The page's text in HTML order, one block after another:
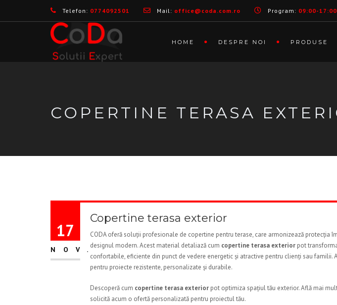
Telefon: 0774092501 Mail: office@coda.com.ro Program: 09:00-17:00
HOME DESPRE NOI PRODUSE
COPERTINE TERASA
17
NOV.
Copertine terasa exterior
CODA oferă soluții profesionale de copertine pentru terase, care armonizează protecția
designul modern. Acest material detaliază cum copertine terasa exterior pot
confortabile, eficiente din punct de vedere energetic și atractive pentru clienți sau familii.
pentru proiecte rezistente, personalizate și durabile.
Descoperă cum copertine terasa exterior pot optimiza spațiul tău exterior. Află mai
solicită acum o ofertă personalizată pentru proiectul tău.